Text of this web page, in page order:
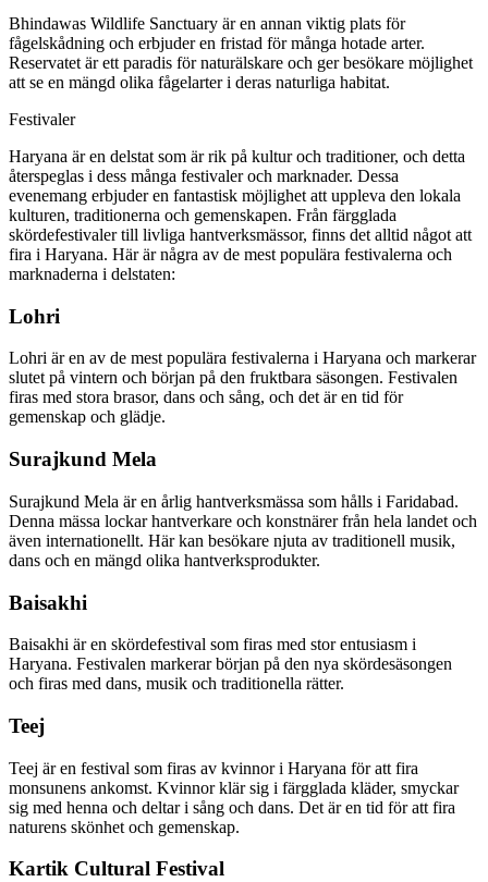
Bhindawas Wildlife Sanctuary är en annan viktig plats för
fågelskådning och erbjuder en fristad för många hotade arter.
Reservatet är ett paradis för naturälskare och ger besökare möjlighet
att se en mängd olika fågelarter i deras naturliga habitat.
Festivaler
Haryana är en delstat som är rik på kultur och traditioner, och detta
återspeglas i dess många festivaler och marknader. Dessa
evenemang erbjuder en fantastisk möjlighet att uppleva den lokala
kulturen, traditionerna och gemenskapen. Från färgglada
skördefestivaler till livliga hantverksmässor, finns det alltid något att
fira i Haryana. Här är några av de mest populära festivalerna och
marknaderna i delstaten:
Lohri
Lohri är en av de mest populära festivalerna i Haryana och markerar
slutet på vintern och början på den fruktbara säsongen. Festivalen
firas med stora brasor, dans och sång, och det är en tid för
gemenskap och glädje.
Surajkund Mela
Surajkund Mela är en årlig hantverksmässa som hålls i Faridabad.
Denna mässa lockar hantverkare och konstnärer från hela landet och
även internationellt. Här kan besökare njuta av traditionell musik,
dans och en mängd olika hantverksprodukter.
Baisakhi
Baisakhi är en skördefestival som firas med stor entusiasm i
Haryana. Festivalen markerar början på den nya skördesäsongen
och firas med dans, musik och traditionella rätter.
Teej
Teej är en festival som firas av kvinnor i Haryana för att fira
monsunens ankomst. Kvinnor klär sig i färgglada kläder, smyckar
sig med henna och deltar i sång och dans. Det är en tid för att fira
naturens skönhet och gemenskap.
Kartik Cultural Festival